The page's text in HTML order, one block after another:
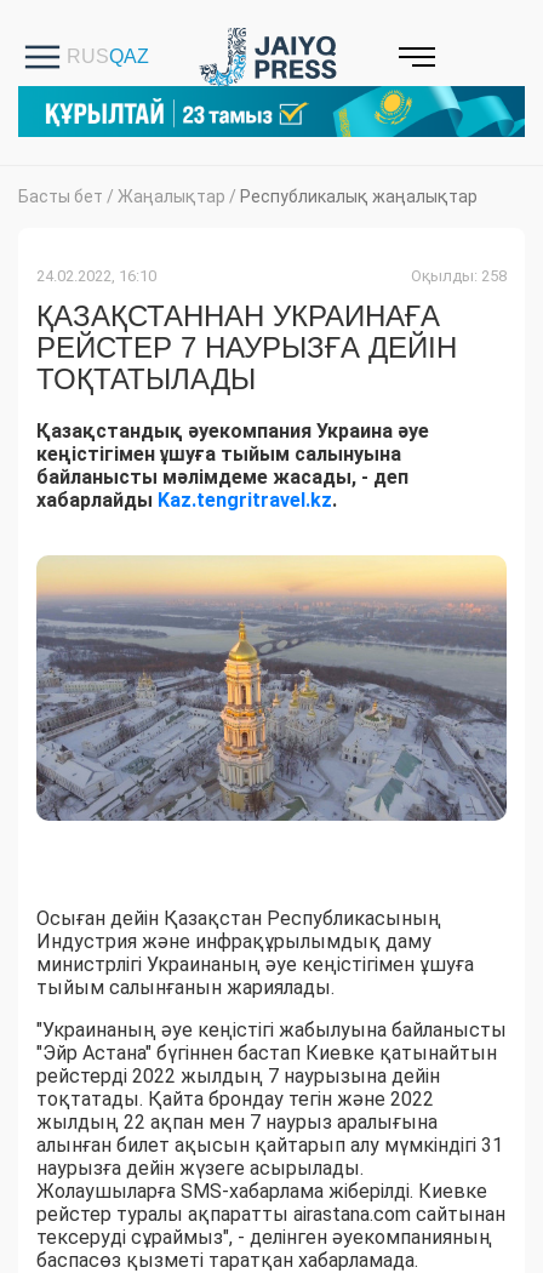
Басты бет / Жаңалықтар / Республикалық жаңалықтар
24.02.2022, 16:10 Оқылды: 258
ҚАЗАҚСТАННАН УКРАИНАҒА
РЕЙСТЕР 7 НАУРЫЗҒА ДЕЙІН
ТОҚТАТЫЛАДЫ
Қазақстандық әуекомпания Украина әуе
кеңістігімен ұшуға тыйым салынуына
байланысты мәлімдеме жасады, - деп
хабарлайды Kaz.tengritravel.kz.
Осыған дейін Қазақстан Республикасының
Индустрия және инфрақұрылымдық даму
министрлігі Украинаның әуе кеңістігімен ұшуға
тыйым салынғанын жариялады.
"Украинаның әуе кеңістігі жабылуына байланысты
"Эйр Астана" бүгіннен бастап Киевке қатынайтын
рейстерді 2022 жылдың 7 наурызына дейін
тоқтатады. Қайта брондау тегін және 2022
жылдың 22 ақпан мен 7 наурыз аралығына
алынған билет ақысын қайтарып алу мүмкіндігі 31
наурызға дейін жүзеге асырылады.
Жолаушыларға SMS-хабарлама жіберілді. Киевке
рейстер туралы ақпаратты airastana.com сайтынан
тексеруді сұраймыз", - делінген әуекомпанияның
баспасөз қызметі таратқан хабарламада.